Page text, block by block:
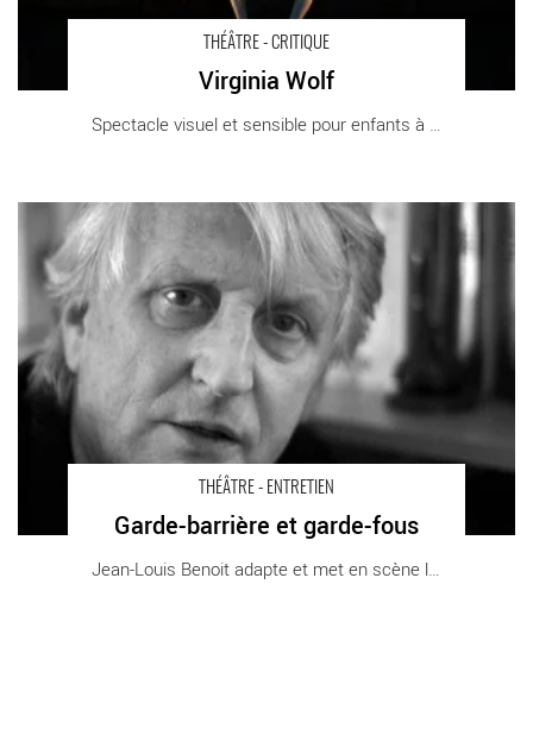
THÉÂTRE - CRITIQUE
Virginia Wolf
THÉÂTRE - ENTRETIEN
Garde-barrière et garde-fous
Jean-Louis Benoit adapte et met en scène les [...]
Garde-barrière et garde-fous - Critique sortie Théâtre Paris La
Cartoucherie